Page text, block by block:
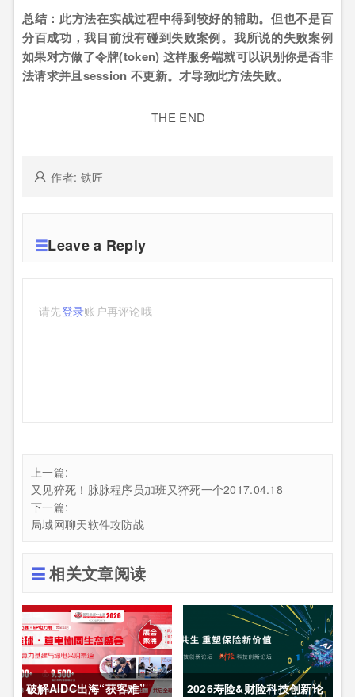
总结：此方法在实战过程中得到较好的辅助。但也不是百
分百成功，我目前没有碰到失败案例。我所说的失败案例
如果对方做了令牌(token) 这样服务端就可以识别你是否非
法请求并且session 不更新。才导致此方法失败。
THE END
作者: 铁匠
Leave a Reply
请先登录账户再评论哦
上一篇:
又见猝死！脉脉程序员加班又猝死一个2017.04.18
下一篇:
局域网聊天软件攻防战
相关文章阅读
破解AIDC出海“获客难”
2026寿险&财险科技创新论